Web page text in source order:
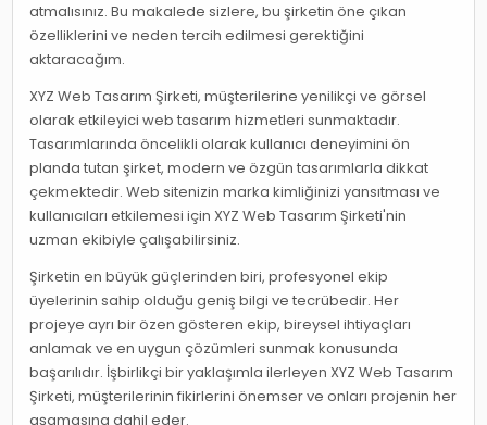
atmalısınız. Bu makalede sizlere, bu şirketin öne çıkan
özelliklerini ve neden tercih edilmesi gerektiğini
aktaracağım.
XYZ Web Tasarım Şirketi, müşterilerine yenilikçi ve görsel
olarak etkileyici web tasarım hizmetleri sunmaktadır.
Tasarımlarında öncelikli olarak kullanıcı deneyimini ön
planda tutan şirket, modern ve özgün tasarımlarla dikkat
çekmektedir. Web sitenizin marka kimliğinizi yansıtması ve
kullanıcıları etkilemesi için XYZ Web Tasarım Şirketi'nin
uzman ekibiyle çalışabilirsiniz.
Şirketin en büyük güçlerinden biri, profesyonel ekip
üyelerinin sahip olduğu geniş bilgi ve tecrübedir. Her
projeye ayrı bir özen gösteren ekip, bireysel ihtiyaçları
anlamak ve en uygun çözümleri sunmak konusunda
başarılıdır. İşbirlikçi bir yaklaşımla ilerleyen XYZ Web Tasarım
Şirketi, müşterilerinin fikirlerini önemser ve onları projenin her
aşamasına dahil eder.